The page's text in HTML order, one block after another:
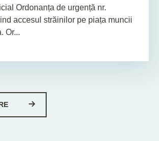
Ordonanța de urgență nr.
accesul străinilor pe piața muncii
Or...